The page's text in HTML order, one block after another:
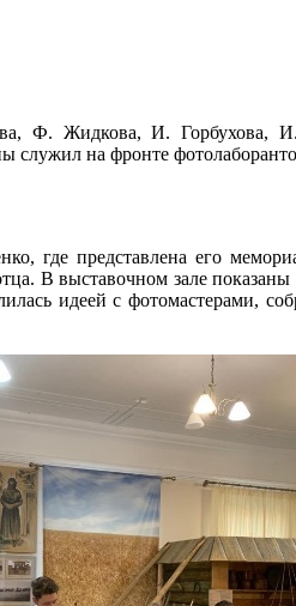
Ф. Жидкова, И. Горбухова,
служил на фронте
где представлена его
В выставочном зале
идеей с фотомастерами,